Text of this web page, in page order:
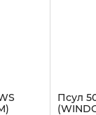
Псул